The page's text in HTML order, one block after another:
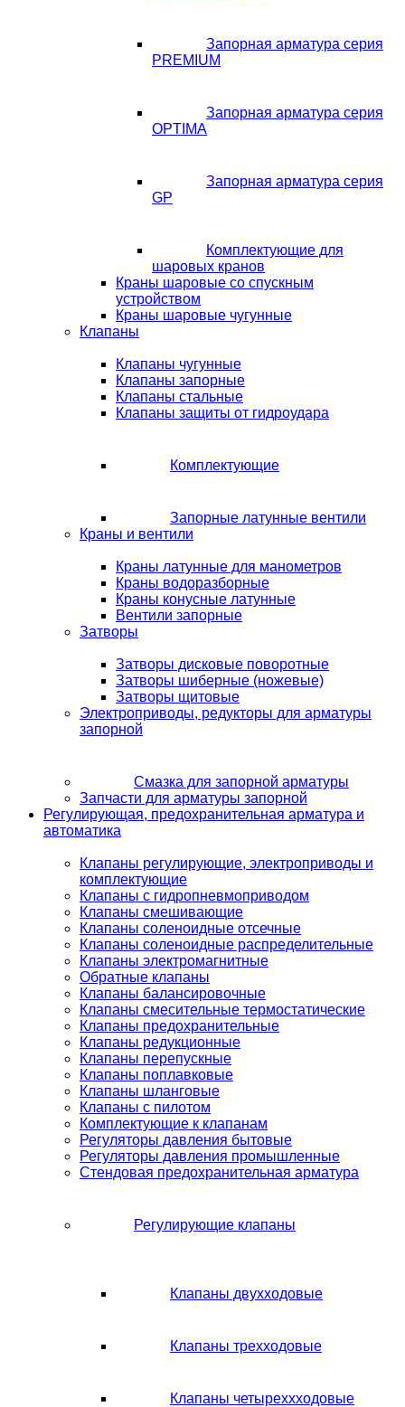
Запорная арматура серия
PREMIUM
Запорная арматура серия
OPTIMA
Запорная арматура серия
GP
Комплектующие для
шаровых кранов
Краны шаровые со спускным
устройством
Краны шаровые чугунные
Клапаны
Клапаны чугунные
Клапаны запорные
Клапаны стальные
Клапаны защиты от гидроудара
Комплектующие
Запорные латунные вентили
Краны и вентили
Краны латунные для манометров
Краны водоразборные
Краны конусные латунные
Вентили запорные
Затворы
Затворы дисковые поворотные
Затворы шиберные (ножевые)
Затворы щитовые
Электроприводы, редукторы для арматуры
запорной
Смазка для запорной арматуры
Запчасти для арматуры запорной
Регулирующая, предохранительная арматура и
автоматика
Клапаны регулирующие, электроприводы и
комплектующие
Клапаны с гидропневмоприводом
Клапаны смешивающие
Клапаны соленоидные отсечные
Клапаны соленоидные распределительные
Клапаны электромагнитные
Обратные клапаны
Клапаны балансировочные
Клапаны смесительные термостатические
Клапаны предохранительные
Клапаны редукционные
Клапаны перепускные
Клапаны поплавковые
Клапаны шланговые
Клапаны с пилотом
Комплектующие к клапанам
Регуляторы давления бытовые
Регуляторы давления промышленные
Стендовая предохранительная арматура
Регулирующие клапаны
Клапаны двухходовые
Клапаны трехходовые
Клапаны четыреххходовые